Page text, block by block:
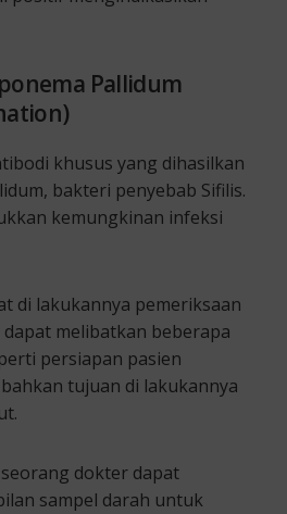
Pallidum
khusus yang dihasilkan
bakteri penyebab Sifilis.
kemungkinan infeksi
di lakukannya pemeriksaan
melibatkan beberapa
persiapan pasien
tujuan di lakukannya
dokter dapat
sampel darah untuk